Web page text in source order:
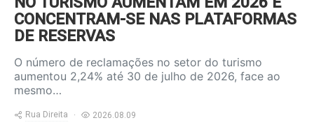
CONCENTRAM-SE NAS PLATAFORMAS
DE RESERVAS
O número de reclamações no setor do turismo
aumentou 2,24% até 30 de julho de 2026, face ao
mesmo…
Rua Direita 2026.08.09